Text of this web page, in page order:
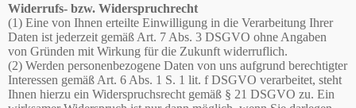
Widerrufs- bzw. Widerspruchrecht
(1) Eine von Ihnen erteilte Einwilligung in die Verarbeitung Ihrer
Daten ist jederzeit gemäß Art. 7 Abs. 3 DSGVO ohne Angaben
von Gründen mit Wirkung für die Zukunft widerruflich.
(2) Werden personenbezogene Daten von uns aufgrund berechtigter
Interessen gemäß Art. 6 Abs. 1 S. 1 lit. f DSGVO verarbeitet, steht
Ihnen hierzu ein Widerspruchsrecht gemäß § 21 DSGVO zu. Ein